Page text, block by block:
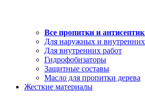
Все пропитки и
Для наружных и внутренних
Для внутренних работ
Гидрофобизаторы
Защитные составы
Масло для пропитки дерева
Жесткие материалы